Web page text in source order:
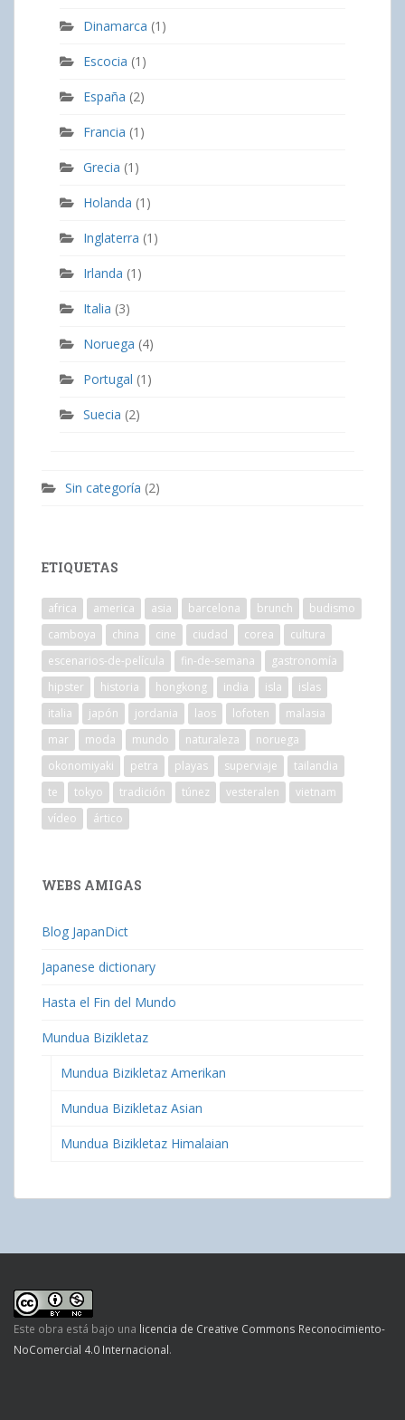
Dinamarca (1)
Escocia (1)
España (2)
Francia (1)
Grecia (1)
Holanda (1)
Inglaterra (1)
Irlanda (1)
Italia (3)
Noruega (4)
Portugal (1)
Suecia (2)
Sin categoría (2)
ETIQUETAS
africa america asia barcelona brunch
budismo
camboya
china cine ciudad corea
cultura
escenarios-de-película
fin-de-semana
gastronomía
hipster
historia hongkong india isla
islas
italia
japón jordania laos lofoten
malasia
mar
moda mundo naturaleza
noruega
okonomiyaki
petra playas superviaje
tailandia
te
tokyo tradición túnez vesteralen
vietnam
vídeo
ártico
WEBS AMIGAS
Blog JapanDict
Japanese dictionary
Hasta el Fin del Mundo
Mundua Bizikletaz
Mundua Bizikletaz Amerikan
Mundua Bizikletaz Asian
Mundua Bizikletaz Himalaian
Este obra está bajo una licencia de Creative Commons Reconocimiento-
NoComercial 4.0 Internacional.